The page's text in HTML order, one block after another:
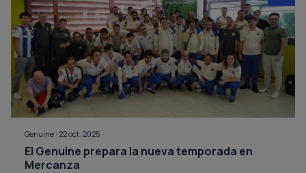
Genuine | 22 oct. 2025
El Genuine prepara la nueva temporada en
Mercanza